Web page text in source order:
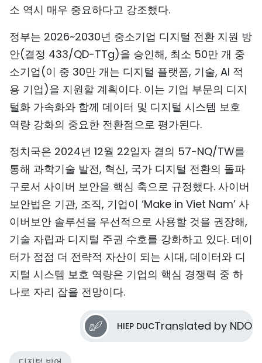
소 역시 매우 중요하다고 강조했다.
정부는 2026~2030년 중소기업 디지털 전환 지원 방
안(결정 433/QD-TTg)을 승인해, 최소 50만 개 중
소기업(이 중 30만 개는 디지털 플랫폼, 기술, AI 적
용 기업)을 지원할 계획이다. 이는 기업 부문의 디지
털화 가속화와 함께 데이터 및 디지털 시스템 보호
역량 강화의 중요한 전환점으로 평가된다.
정치국은 2024년 12월 22일자 결의 57-NQ/TW를
통해 과학기술 발전, 혁신, 국가 디지털 전환의 돌파
구로서 사이버 보안을 핵심 축으로 규정했다. 사이버
보안법은 기관, 조직, 기업이 ‘Make in Viet Nam’ 사
이버보안 솔루션을 우선적으로 사용할 것을 권장해,
기술 자립과 디지털 주권 수호를 강화하고 있다. 데이
터가 점점 더 전략적 자산이 되는 시대, 데이터와 디
지털 시스템 보호 역량은 기업의 핵심 경쟁력 중 하
나로 자리 잡을 전망이다.
HIEP DUCTranslated by NDO